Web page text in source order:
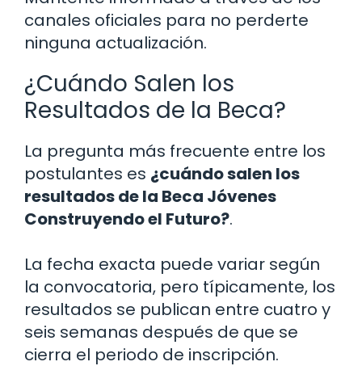
canales oficiales para no perderte
ninguna actualización.
¿Cuándo Salen los
Resultados de la Beca?
La pregunta más frecuente entre los
postulantes es ¿cuándo salen los
resultados de la Beca Jóvenes
Construyendo el Futuro?.
La fecha exacta puede variar según
la convocatoria, pero típicamente, los
resultados se publican entre cuatro y
seis semanas después de que se
cierra el periodo de inscripción.